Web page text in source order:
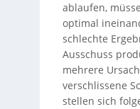
ablaufen,
optimal
schlechte
Ausschuss
mehrere
verschlissene
stellen sich